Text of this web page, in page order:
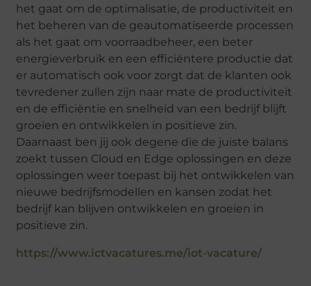
het gaat om de optimalisatie, de productiviteit en
het beheren van de geautomatiseerde processen
als het gaat om voorraadbeheer, een beter
energieverbruik en een efficiëntere productie dat
er automatisch ook voor zorgt dat de klanten ook
tevredener zullen zijn naar mate de productiviteit
en de efficiëntie en snelheid van een bedrijf blijft
groeien en ontwikkelen in positieve zin.
Daarnaast ben jij ook degene die de juiste balans
zoekt tussen Cloud en Edge oplossingen en deze
oplossingen weer toepast bij het ontwikkelen van
nieuwe bedrijfsmodellen en kansen zodat het
bedrijf kan blijven ontwikkelen en groeien in
positieve zin.
https://www.ictvacatures.me/iot-vacature/